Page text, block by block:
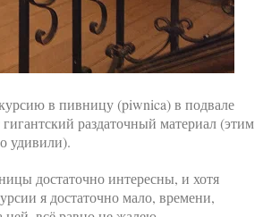
в пивницу (piwnica) в подвале
раздаточный материал (этим
удивили).
достаточно интересны, и хотя
я достаточно мало, времени,